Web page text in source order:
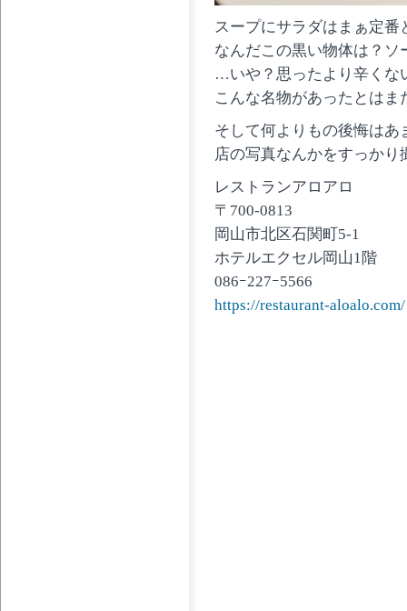
スープにサラダはまぁ定
なんだこの黒い物体は？ソ
…いや？思ったより辛く
こんな名物があったとは
そして何よりもの後悔は
店の写真なんかをすっか
レストランアロアロ
〒700-0813
岡山市北区石関町5-1
ホテルエクセル岡山1階
086ｰ227ｰ5566
https://restaurant-aloalo.com/